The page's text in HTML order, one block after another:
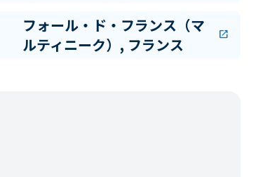
フォール・ド・フランス（マ
ルティニーク）, フランス
open_in_new